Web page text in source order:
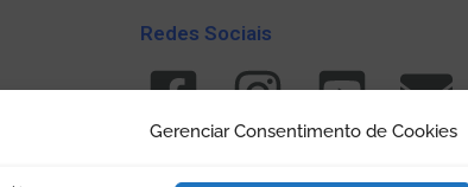
Gerenciar Consentimento de Cookies
Redes Sociais